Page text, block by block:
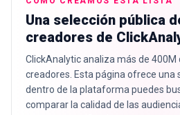
Una selección pública
creadores de
ClickAnalytic analiza más de 400M
creadores. Esta página ofrece una
dentro de la plataforma puedes
comparar la calidad de las